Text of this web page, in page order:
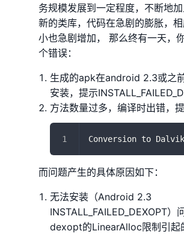
务规模发展到一定程度，不断地
新的类库，代码在急剧的膨胀，
小也急剧增加， 那么终有一天，
个错误：
生成的apk在android 2.3或之
安装，提示
方法数量过多，编译时出错，提
Conversion to
而问题产生的具体原因如下：
无法安装（Android 2.3
INSTALL_FAILED_DEXOPT）
dexopt的LinearAlloc限制引起